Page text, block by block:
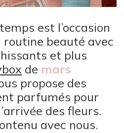
est l’occasion
routine beauté avec
et plus
de mars
propose des
parfumés pour
des fleurs.
avec nous.